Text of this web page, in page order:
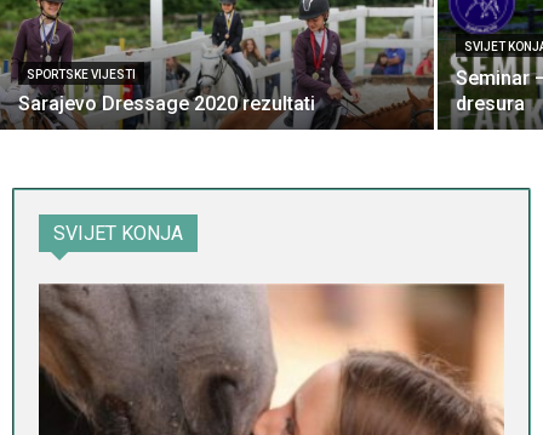
SPORTSKE VIJESTI
Sarajevo Dressage 2020 rezultati
SVIJET
Seminar
dresura
SVIJET KONJA